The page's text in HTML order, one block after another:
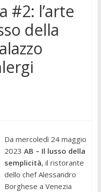
#2: l’arte
della
Da mercoledì 24 maggio
2023 AB – Il lusso della
semplicità, il ristorante
dello chef Alessandro
Borghese a Venezia